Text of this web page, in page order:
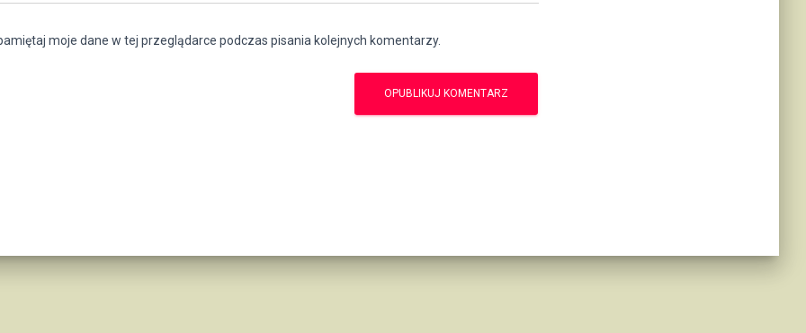
moje dane w tej przeglądarce podczas pisania kolejnych komentarzy.